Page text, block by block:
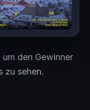
den Gewinner
zu sehen.